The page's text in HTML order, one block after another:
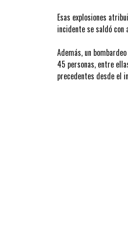
Esas explosiones
incidente se saldó
Además, un
45 personas, entre
precedentes desde el